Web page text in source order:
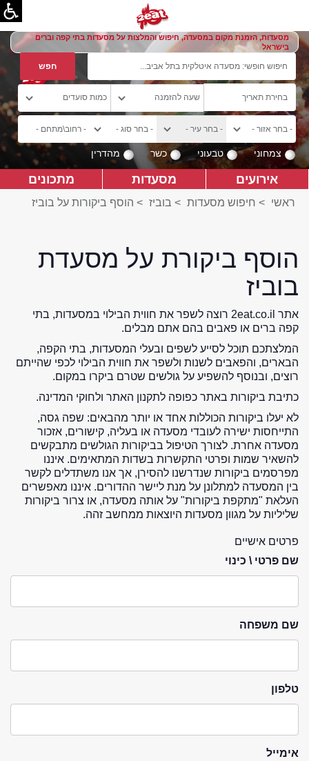
מסעדות, הזמנת מקום במסעדה, חיפוש והמלצות על מסעדות בתי קפה וברים
בישראל
צמחוני טבעוני כשר מהדרין
אירועים מסעדות מתכונים
ראשי > חיפוש מסעדות > בוביז > הוסף ביקורות על בוביז
הוסף ביקורת על מסעדת
בוביז
אתר 2eat.co.il רוצה לשפר את חווית הבילוי במסעדות, בתי
קפה ברים או פאבים בהם אתם מבלים.
המלצתכם תוכל לסייע לשפים ובעלי המסעדות, בתי הקפה,
הבארים, והפאבים לשנות ולשפר את חווית הבילוי לכפי שהייתם
רוצים, ובנוסף להשפיע על גולשים שטרם ביקרו במקום.
כתיבת ביקורות באתר כפופה לתקנון האתר ולחוקי המדינה.
לא יעלו ביקורות הכוללות אחד או יותר מהבאים: שפה גסה,
התייחסות ישירה לעובדי מסעדה או בעליה, קישורים, אזכור
מסעדה אחרת. לצורך הטיפול בביקורות הגולשים מתבקשים
להשאיר שמות ופרטי התקשרות בשדות המתאימים. איננו
מפרסמים ביקורות שנדרשנו להסירן, אך אנו משתדלים לקשר
בין המסעדה למתלונן על מנת ליישר ההדורים. איננו מאפשרים
העלאת "מתקפת ביקורות" על אותה מסעדה, או צרור ביקורות
שליליות על מגוון מסעדות היוצאות ממחשב זהה.
פרטים אישיים
שם פרטי \ כינוי
שם משפחה
טלפון
אימייל